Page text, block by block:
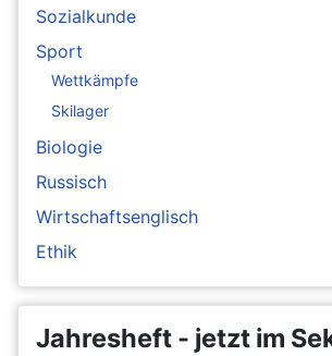
Sozialkunde
Sport
Wettkämpfe
Skilager
Biologie
Russisch
Wirtschaftsenglisch
Ethik
Jahresheft - jetzt im